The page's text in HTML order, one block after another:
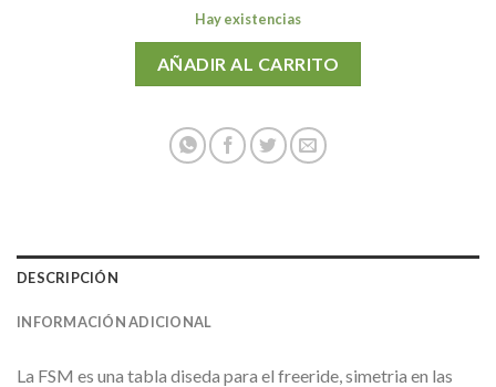
Hay existencias
AÑADIR AL CARRITO
DESCRIPCIÓN
INFORMACIÓN ADICIONAL
La FSM es una tabla diseda para el freeride, simetria en las